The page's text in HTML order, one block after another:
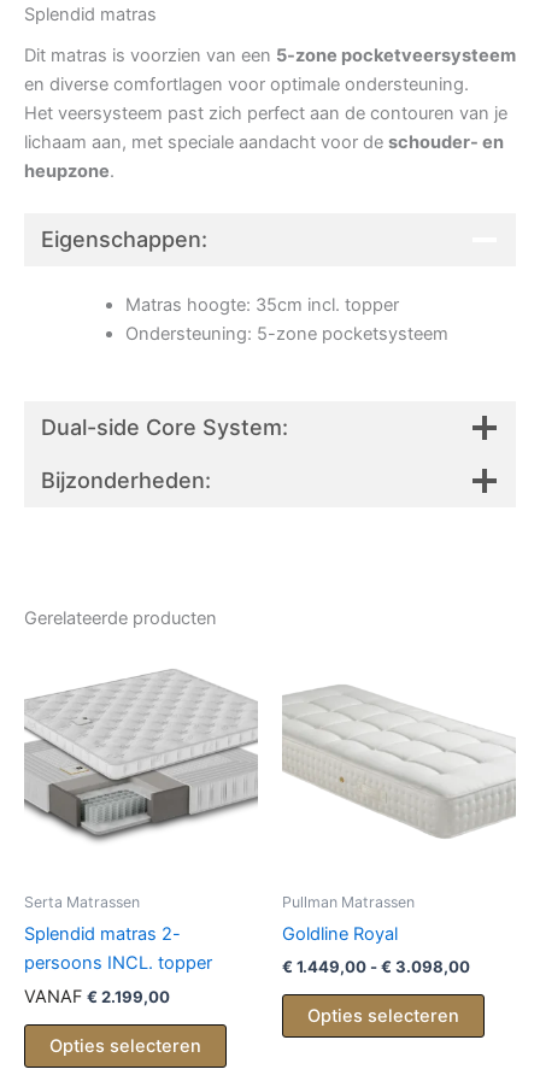
Splendid matras
Dit matras is voorzien van een 5-zone pocketveersysteem
en diverse comfortlagen voor optimale ondersteuning.
Het veersysteem past zich perfect aan de contouren van je
lichaam aan, met speciale aandacht voor de schouder- en
heupzone.
Eigenschappen:
Matras hoogte: 35cm incl. topper​
Ondersteuning: 5-zone pocketsysteem
Dual-side Core System:
Bijzonderheden:
Gerelateerde producten
Serta Matrassen
Splendid matras 2-
persoons INCL. topper
VANAF € 2.199,00
Opties selecteren
Pullman Matrassen
Goldline Royal
€ 1.449,00 -€ 3.098,00
Opties selecteren
Dit